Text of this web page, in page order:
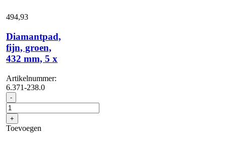
494,93
Diamantpad,
fijn, groen,
432 mm, 5 x
Artikelnummer:
6.371-238.0
- Diamantpad,
fijn,
groen,
432
mm,
+
Toevoegen